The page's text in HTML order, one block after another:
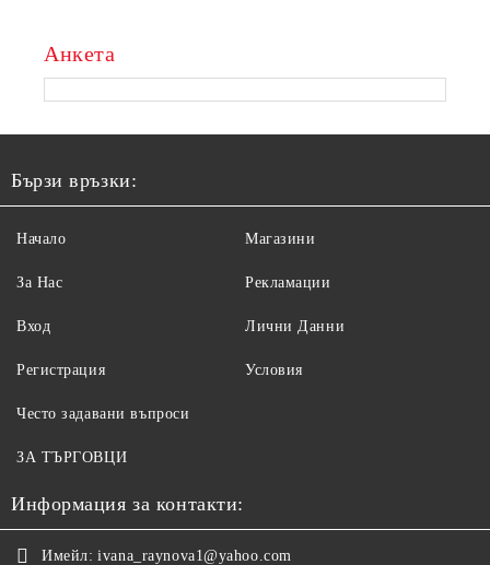
Анкета
Бързи връзки:
Начало
За Нас
Вход
Регистрация
Магазини
Рекламации
Лични Данни
Условия
Често задавани въпроси
ЗА ТЪРГОВЦИ
Информация за контакти:
Имейл: ivana_raynova1@yahoo.com